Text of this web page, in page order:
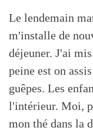
Le lendemain
m'installe de
déjeuner. J'ai
peine est on
guêpes. Les
l'intérieur. Moi,
mon thé dans la